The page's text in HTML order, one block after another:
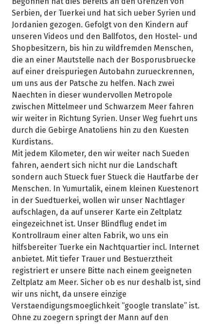
Serbien, der Tuerkei und hat sich ueber Syrien und
Jordanien gezogen. Gefolgt von den Kindern auf
unseren Videos und den Ballfotos, den Hostel- und
Shopbesitzern, bis hin zu wildfremden Menschen,
die an einer Mautstelle nach der Bosporusbruecke
auf einer dreispuriegen Autobahn zurueckrennen,
um uns aus der Patsche zu helfen. Nach zwei
Naechten in dieser wundervollen Metropole
zwischen Mittelmeer und Schwarzem Meer fahren
wir weiter in Richtung Syrien. Unser Weg fuehrt uns
durch die Gebirge Anatoliens hin zu den Kuesten
Kurdistans.
Mit jedem Kilometer, den wir weiter nach Sueden
fahren, aendert sich nicht nur die Landschaft
sondern auch Stueck fuer Stueck die Hautfarbe der
Menschen. In Yumurtalik, einem kleinen Kuestenort
in der Suedtuerkei, wollen wir unser Nachtlager
aufschlagen, da auf unserer Karte ein Zeltplatz
eingezeichnet ist. Unser Blindflug endet im
Kontrollraum einer alten Fabrik, wo uns ein
hilfsbereiter Tuerke ein Nachtquartier incl. Internet
anbietet. Mit tiefer Trauer und Bestuerztheit
registriert er unsere Bitte nach einem geeigneten
Zeltplatz am Meer. Sicher ob es nur deshalb ist, sind
wir uns nicht, da unsere einzige
Verstaendigungsmoeglichkeit “google translate” ist.
Ohne zu zoegern springt der Mann auf den